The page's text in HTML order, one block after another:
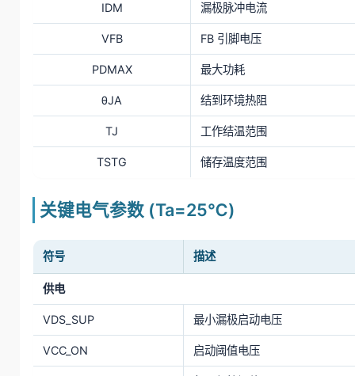
IDM 漏极脉冲电流
VFB FB 引脚电压
PDMAX 最大功耗
θJA 结到环境热阻
TJ 工作结温范围
TSTG 储存温度范围
关键电气参数 (Ta=25℃)
符号 描述
供电
VDS_SUP 最小漏极启动电压
VCC_ON 启动阈值电压